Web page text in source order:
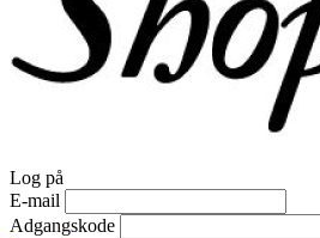
Log på
E-mail
Adgangskode